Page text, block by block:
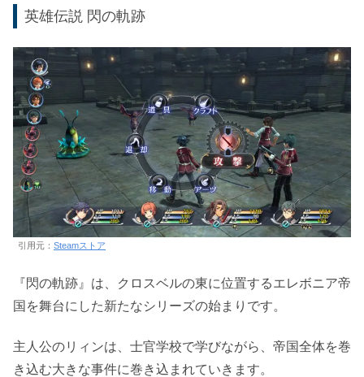
英雄伝説 閃の軌跡
引用元： Steamストア
『閃の軌跡』は、クロスベルの東に位置するエレボニア帝
国を舞台にした新たなシリーズの始まりです。
主人公のリィンは、士官学校で学びながら、帝国全体を巻
き込む大きな事件に巻き込まれていきます。